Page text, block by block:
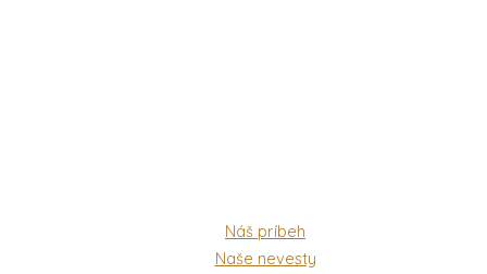
Náš príbeh
Naše nevesty